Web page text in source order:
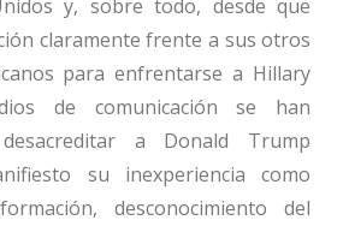
y, sobre todo, desde que
claramente frente a sus otros
para enfrentarse a Hillary
de comunicación se han
a Donald Trump
su inexperiencia como
desconocimiento del